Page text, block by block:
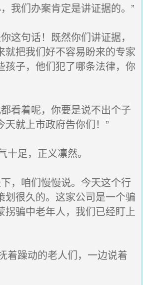
我们办案肯定是讲证据的。”
这句话！既然你们讲证据，
就把我们好不容易盼来的专家
孩子，他们犯了哪条法律，你
看着呢，你要是说不出个子
天就上市政府告你们！”
足，正义凛然。
，咱们慢慢说。今天这个行
划很久的。这家公司是一个骗
拐骗中老年人，我们已经盯上
着躁动的老人们，一边说着